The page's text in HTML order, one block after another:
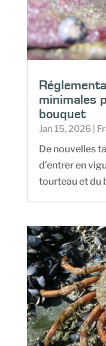
minimales
bouquet
Jan 15, 2026|
De nouvelles
d’entrer en
tourteau et du